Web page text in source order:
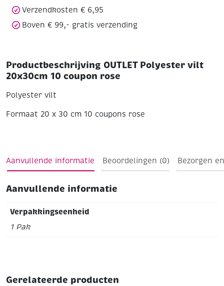
Verzendkosten € 6,95
Boven € 99,- gratis verzending
Productbeschrijving OUTLET Polyester vilt
20x30cm 10 coupon rose
Polyester vilt
Formaat 20 x 30 cm 10 coupons rose
Aanvullende informatie Beoordelingen (0) Bezorgen
Aanvullende informatie
Verpakkingseenheid
1 Pak
Gerelateerde producten